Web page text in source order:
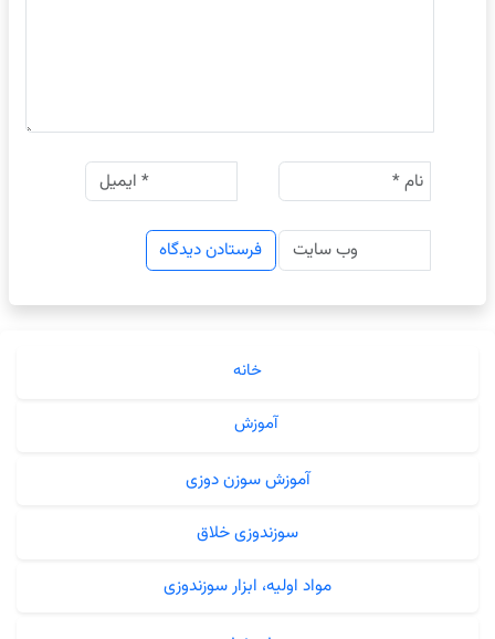
خانه
آموزش
آموزش سوزن دوزی
سوزندوزی خلاق
مواد اولیه، ابزار سوزندوزی